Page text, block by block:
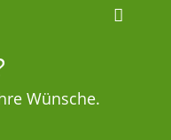
Wünsche.
in Hamburg &